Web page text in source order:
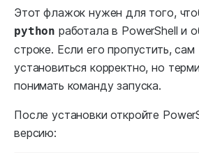
Этот флажок нужен для того,
python работала в PowerShell и
строке. Если его пропустить,
установиться корректно, но
понимать команду запуска.
После установки откройте
версию: